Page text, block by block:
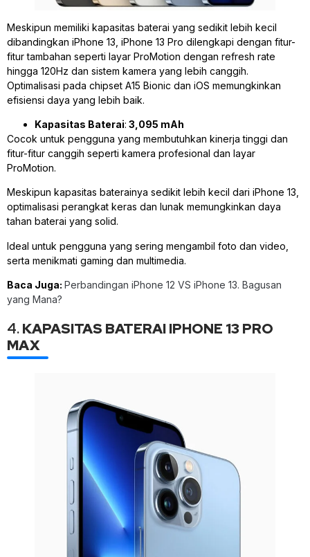
Meskipun memiliki kapasitas baterai yang sedikit lebih kecil
dibandingkan iPhone 13, iPhone 13 Pro dilengkapi dengan fitur-
fitur tambahan seperti layar ProMotion dengan refresh rate
hingga 120Hz dan sistem kamera yang lebih canggih.
Optimalisasi pada chipset A15 Bionic dan iOS memungkinkan
efisiensi daya yang lebih baik.
Kapasitas Baterai: 3,095 mAh
Cocok untuk pengguna yang membutuhkan kinerja tinggi dan
fitur-fitur canggih seperti kamera profesional dan layar
ProMotion.
Meskipun kapasitas baterainya sedikit lebih kecil dari iPhone 13,
optimalisasi perangkat keras dan lunak memungkinkan daya
tahan baterai yang solid.
Ideal untuk pengguna yang sering mengambil foto dan video,
serta menikmati gaming dan multimedia.
Baca Juga: Perbandingan iPhone 12 VS iPhone 13. Bagusan
yang Mana?
4.KAPASITAS BATERAI IPHONE 13 PRO
MAX